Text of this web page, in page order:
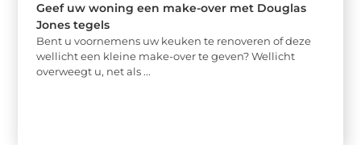
Geef uw woning een make-over met Douglas
Jones tegels
Bent u voornemens uw keuken te renoveren of deze
wellicht een kleine make-over te geven? Wellicht
overweegt u, net als ...